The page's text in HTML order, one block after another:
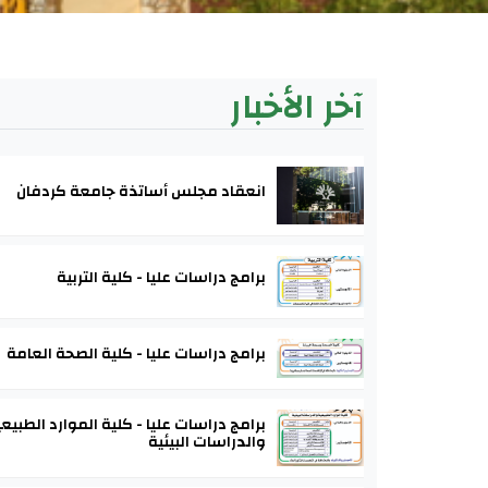
آخر الأخبار
انعقاد مجلس أساتذة جامعة كردفان
برامج دراسات عليا - كلية التربية
برامج دراسات عليا - كلية الصحة العامة
برامج دراسات عليا - كلية الموارد
والدراسات البيئية